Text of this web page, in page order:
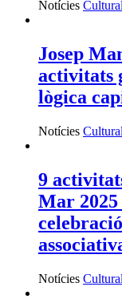
Notícies Cultural
Josep
activitats
lògica
Notícies Cultural
9
Mar 2025
Notícies Cultural